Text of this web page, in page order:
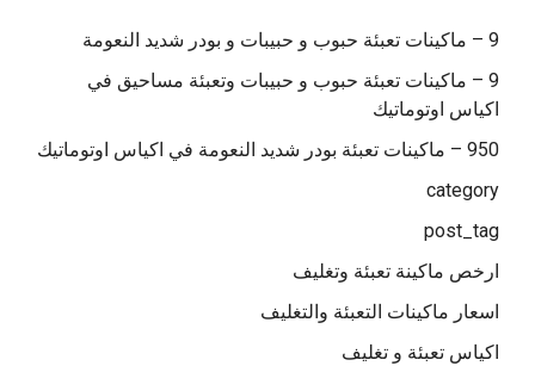
9 – ماكينات تعبئة حبوب و حبيبات و بودر شديد النعومة
9 – ماكينات تعبئة حبوب و حبيبات وتعبئة مساحيق في
اكياس اوتوماتيك
950 – ماكينات تعبئة بودر شديد النعومة في اكياس اوتوماتيك
category
post_tag
ارخص ماكينة تعبئة وتغليف
اسعار ماكينات التعبئة والتغليف
اكياس تعبئة و تغليف